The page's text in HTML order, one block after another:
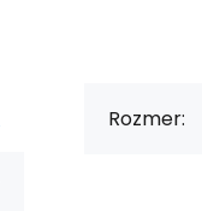
Rozmer: